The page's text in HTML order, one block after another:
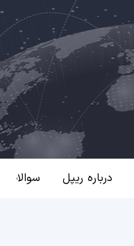
درباره ریپل سوالات